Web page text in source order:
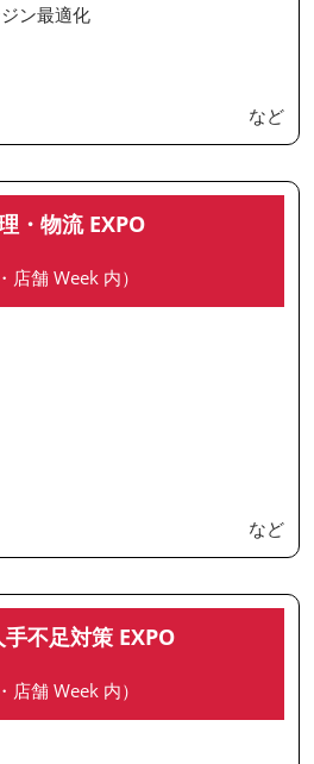
ン最適化
など
・物流 EXPO
店舗 Week 内）
など
不足対策 EXPO
店舗 Week 内）